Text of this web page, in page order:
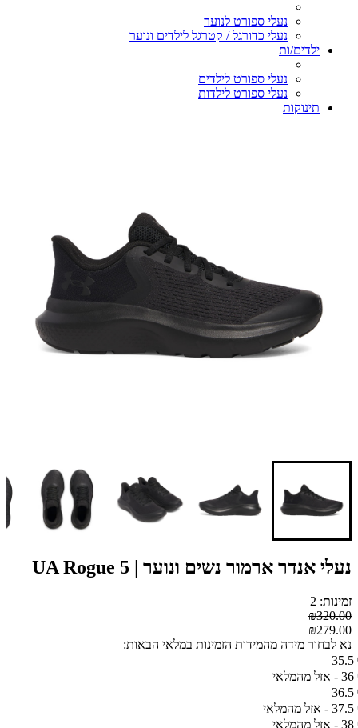
נעלי ספורט לנוער
נעלי כדורגל / קטרגל לילדים ונוער
ילדים/ות
נעלי ספורט לילדים
נעלי ספורט לילדות
תינוקות
נעלי אנדר ארמור נשים ונוער | UA Rogue 5
זמינות: 2
₪320.00
₪279.00
נא לבחור מידה מהמידות הזמינות במלאי הבאות:
35.5
36 - אזל מהמלאי
36.5
37.5 - אזל מהמלאי
38 - אזל מהמלאי